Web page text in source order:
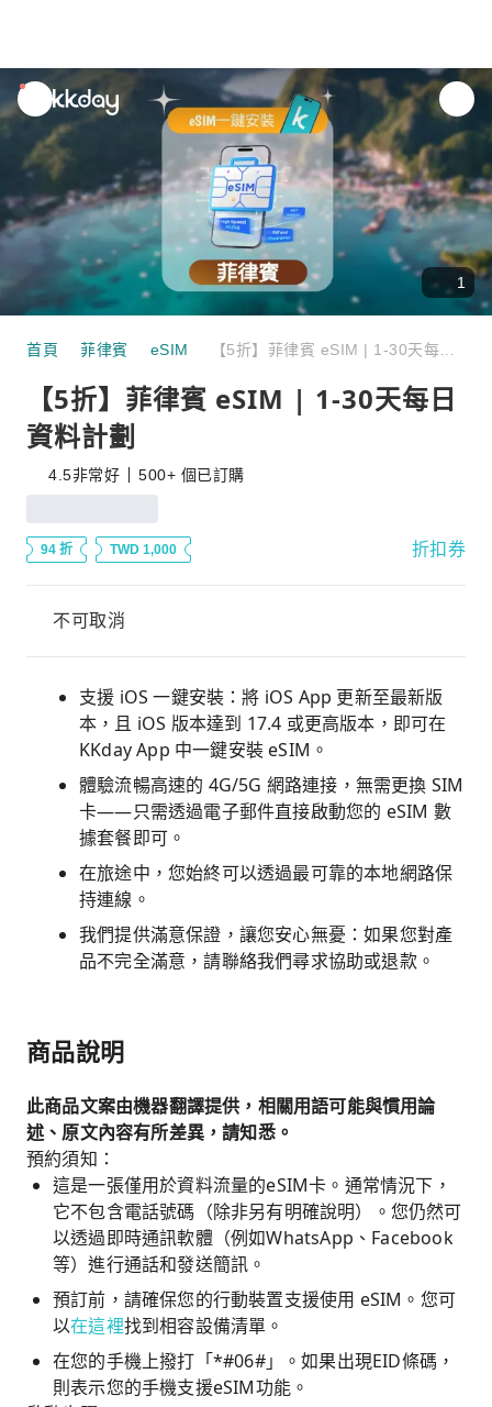
unread
notifications
1
首頁 菲律賓 eSIM
【5折】菲律賓 eSIM | 1-30天每日
資料計劃
4.5非常好 500+ 個已訂購
94 折 TWD 1,000 折扣券
不可取消
支援 iOS 一鍵安裝：將 iOS App 更新至最新版
本，且 iOS 版本達到 17.4 或更高版本，即可在
KKday App 中一鍵安裝 eSIM。
體驗流暢高速的 4G/5G 網路連接，無需更換 SIM
卡——只需透過電子郵件直接啟動您的 eSIM 數
據套餐即可。
在旅途中，您始終可以透過最可靠的本地網路保
持連線。
我們提供滿意保證，讓您安心無憂：如果您對產
品不完全滿意，請聯絡我們尋求協助或退款。
商品說明
此商品文案由機器翻譯提供，相關用語可能與慣用論
述、原文內容有所差異，請知悉。
預約須知：
這是一張僅用於資料流量的eSIM卡。通常情況下，
它不包含電話號碼（除非另有明確說明）。您仍然可
以透過即時通訊軟體（例如WhatsApp、Facebook
等）進行通話和發送簡訊。
預訂前，請確保您的行動裝置支援使用 eSIM。您可
以在這裡找到相容設備清單。
在您的手機上撥打「*#06#」。如果出現EID條碼，
則表示您的手機支援eSIM功能。